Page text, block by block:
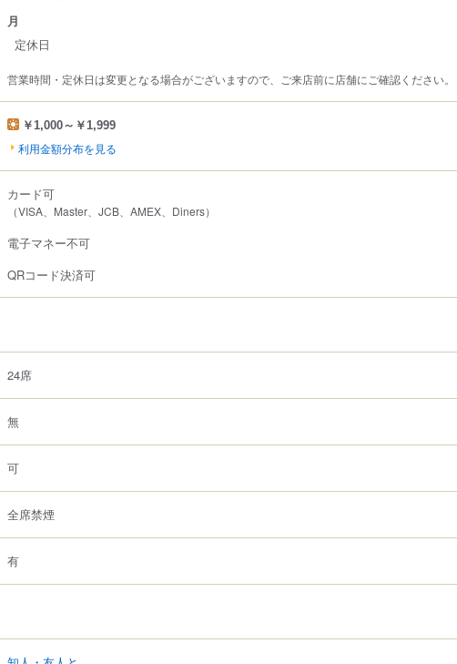
月
定休日
営業時間・定休日は変更となる場合がございますので、ご来店前に店舗にご確認ください。
￥1,000～￥1,999
利用金額分布を見る
カード可
（VISA、Master、JCB、AMEX、Diners）
電子マネー不可
QRコード決済可
24席
無
可
全席禁煙
有